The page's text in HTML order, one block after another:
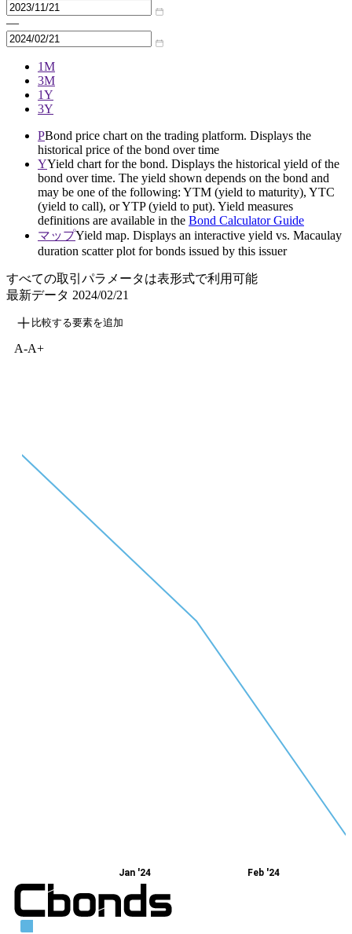
—
1M
3M
1Y
3Y
PBond price chart on the trading platform. Displays the
historical price of the bond over time
YYield chart for the bond. Displays the historical yield of the
bond over time. The yield shown depends on the bond and
may be one of the following: YTM (yield to maturity), YTC
(yield to call), or YTP (yield to put). Yield measures
definitions are available in the Bond Calculator Guide
マップYield map. Displays an interactive yield vs. Macaulay
duration scatter plot for bonds issued by this issuer
すべての取引パラメータは表形式で利用可能
最新データ 2024/02/21
比較する要素を追加